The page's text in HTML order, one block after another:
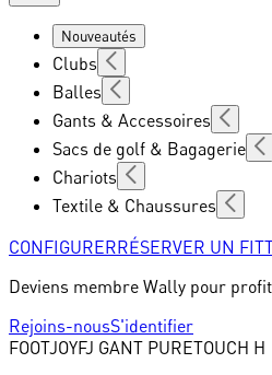
Nouveautés
Clubs
Balles
Gants & Accessoires
Sacs de golf & Bagagerie
Chariots
Textile & Chaussures
CONFIGURERRÉSERVER UN
Deviens membre Wally pour
Rejoins-nousS'identifier
FOOTJOYFJ GANT PURETOUCH H